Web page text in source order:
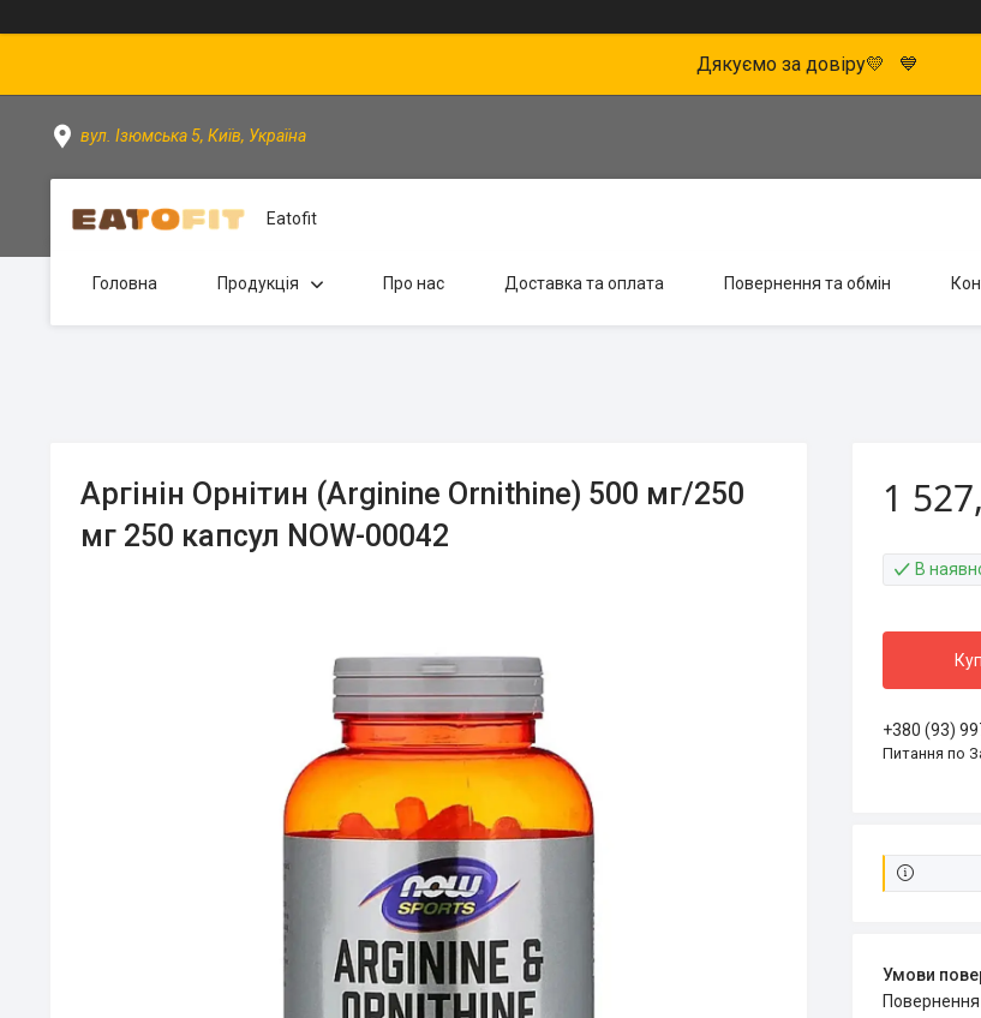
Дякуємо за довіру💛 💙
вул. Ізюмська 5, Київ, Україна
Eatofit
Головна Продукція Про нас Доставка та оплата Повернення та обмін
Аргінін Орнітин (Arginine Ornithine) 500 мг/250
мг 250 капсул NOW-00042
1
В
+380 (93)
Питання по